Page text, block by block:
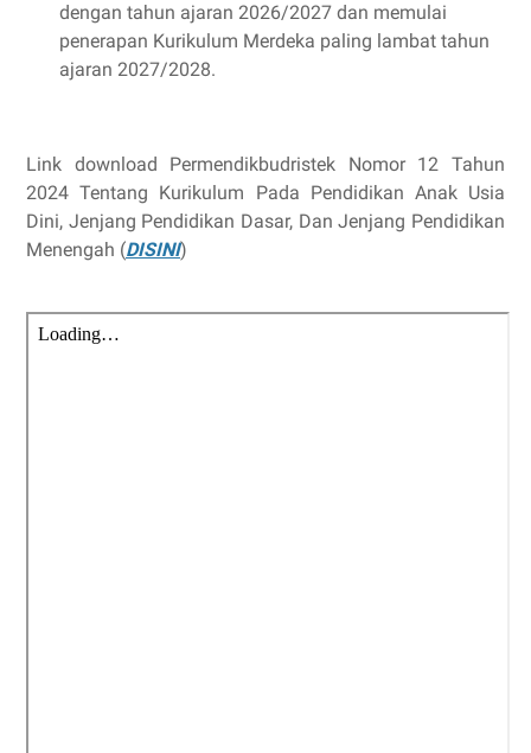
dengan tahun ajaran 2026/2027 dan memulai
penerapan Kurikulum Merdeka paling lambat tahun
ajaran 2027/2028.
Link download Permendikbudristek Nomor 12 Tahun
2024 Tentang Kurikulum Pada Pendidikan Anak Usia
Dini, Jenjang Pendidikan Dasar, Dan Jenjang Pendidikan
Menengah (DISINI)